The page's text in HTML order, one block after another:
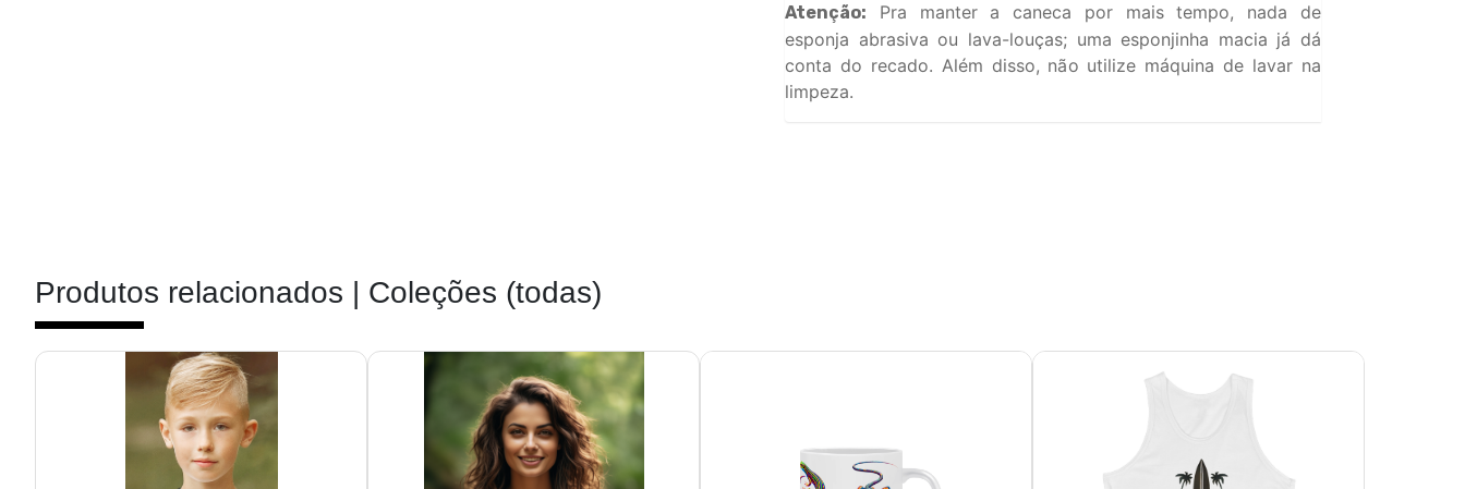
Atenção: Pra manter a caneca por mais tempo, nada de
esponja abrasiva ou lava-louças; uma esponjinha macia já dá
conta do recado. Além disso, não utilize máquina de lavar na
limpeza.
Produtos relacionados | Coleções (todas)